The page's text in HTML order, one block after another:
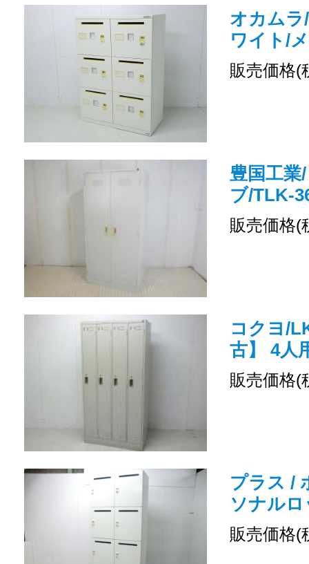
オカム
ワイト/
販売価格(
豊国工業
ブ/TLK-
販売価格(
コクヨ/
古】 4人
販売価格(
プラス /
ソナル
販売価格(